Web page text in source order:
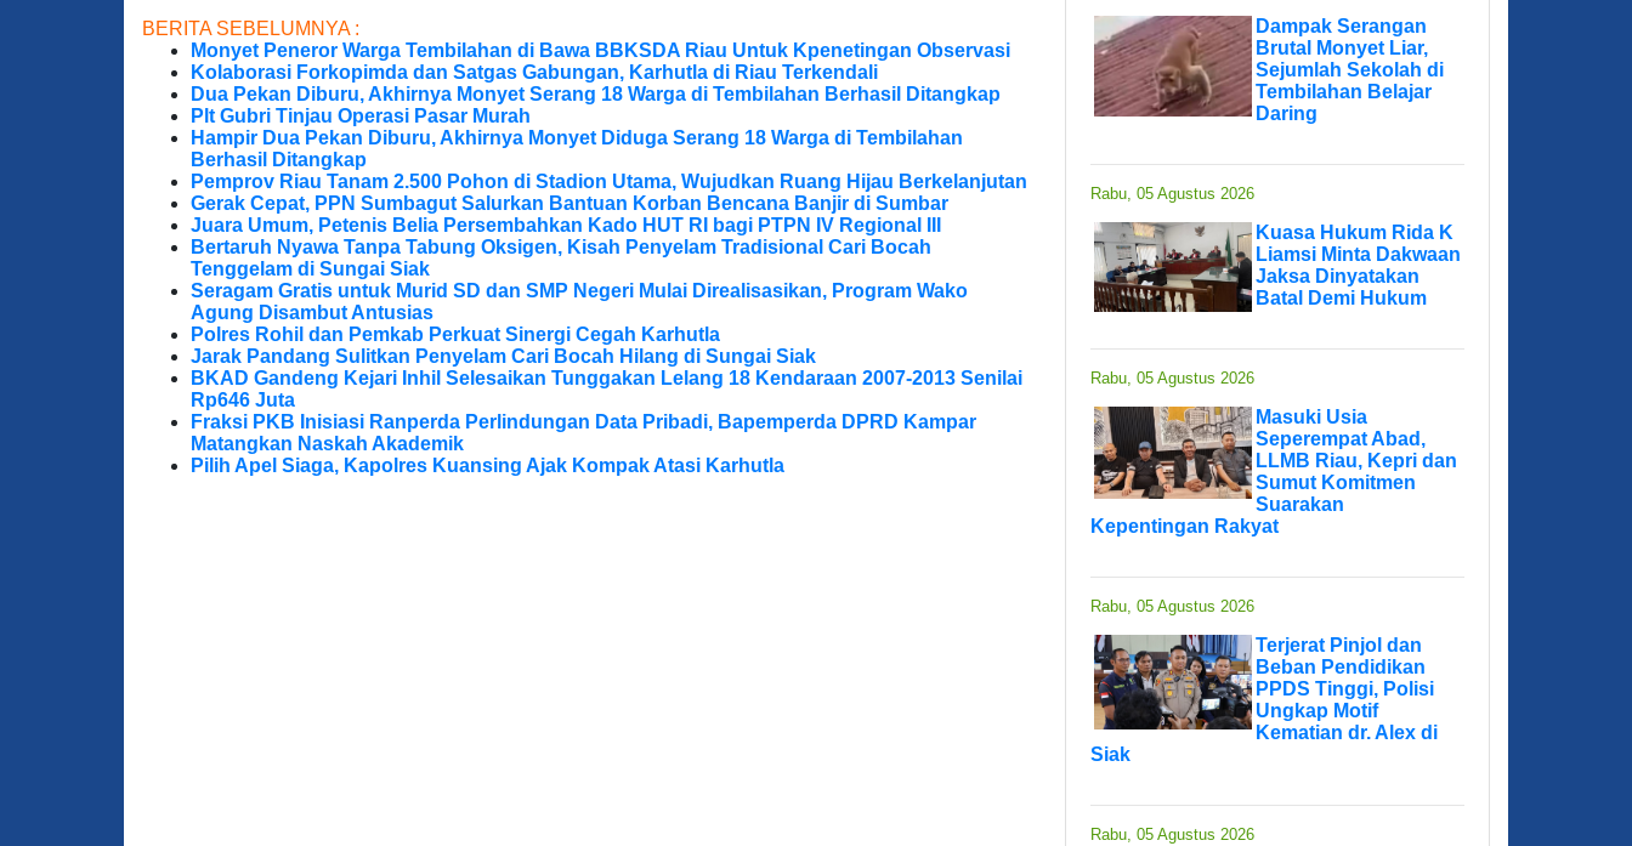
BERITA SEBELUMNYA :
Monyet Peneror Warga Tembilahan di Bawa BBKSDA Riau Untuk Kpenetingan Observasi
Kolaborasi Forkopimda dan Satgas Gabungan, Karhutla di Riau Terkendali
Dua Pekan Diburu, Akhirnya Monyet Serang 18 Warga di Tembilahan Berhasil Ditangkap
Plt Gubri Tinjau Operasi Pasar Murah
Hampir Dua Pekan Diburu, Akhirnya Monyet Diduga Serang 18 Warga di Tembilahan
Berhasil Ditangkap
Pemprov Riau Tanam 2.500 Pohon di Stadion Utama, Wujudkan Ruang Hijau Berkelanjutan
Gerak Cepat, PPN Sumbagut Salurkan Bantuan Korban Bencana Banjir di Sumbar
Juara Umum, Petenis Belia Persembahkan Kado HUT RI bagi PTPN IV Regional III
Bertaruh Nyawa Tanpa Tabung Oksigen, Kisah Penyelam Tradisional Cari Bocah
Tenggelam di Sungai Siak
Seragam Gratis untuk Murid SD dan SMP Negeri Mulai Direalisasikan, Program Wako
Agung Disambut Antusias
Polres Rohil dan Pemkab Perkuat Sinergi Cegah Karhutla
Jarak Pandang Sulitkan Penyelam Cari Bocah Hilang di Sungai Siak
BKAD Gandeng Kejari Inhil Selesaikan Tunggakan Lelang 18 Kendaraan 2007-2013 Senilai
Rp646 Juta
Fraksi PKB Inisiasi Ranperda Perlindungan Data Pribadi, Bapemperda DPRD Kampar
Matangkan Naskah Akademik
Pilih Apel Siaga, Kapolres Kuansing Ajak Kompak Atasi Karhutla
Dampak Serangan
Brutal Monyet Liar,
Sejumlah Sekolah di
Tembilahan Belajar
Daring
Rabu, 05 Agustus 2026
Kuasa Hukum Rida K
Liamsi Minta Dakwaan
Jaksa Dinyatakan
Batal Demi Hukum
Rabu, 05 Agustus 2026
Masuki Usia
Seperempat Abad,
LLMB Riau, Kepri dan
Sumut Komitmen
Suarakan
Kepentingan Rakyat
Rabu, 05 Agustus 2026
Terjerat Pinjol dan
Beban Pendidikan
PPDS Tinggi, Polisi
Ungkap Motif
Kematian dr. Alex di
Siak
Rabu, 05 Agustus 2026